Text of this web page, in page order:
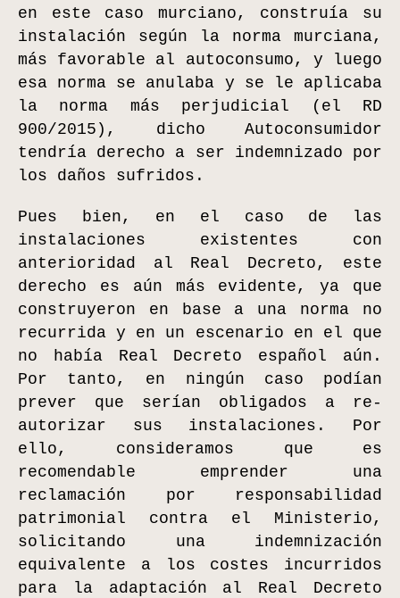
en este caso murciano, construía su
instalación según la norma murciana,
más favorable al autoconsumo, y luego
esa norma se anulaba y se le aplicaba
la norma más perjudicial (el RD
900/2015), dicho Autoconsumidor
tendría derecho a ser indemnizado por
los daños sufridos.
Pues bien, en el caso de las
instalaciones existentes con
anterioridad al Real Decreto, este
derecho es aún más evidente, ya que
construyeron en base a una norma no
recurrida y en un escenario en el que
no había Real Decreto español aún.
Por tanto, en ningún caso podían
prever que serían obligados a re-
autorizar sus instalaciones. Por
ello, consideramos que es
recomendable emprender una
reclamación por responsabilidad
patrimonial contra el Ministerio,
solicitando una indemnización
equivalente a los costes incurridos
para la adaptación al Real Decreto